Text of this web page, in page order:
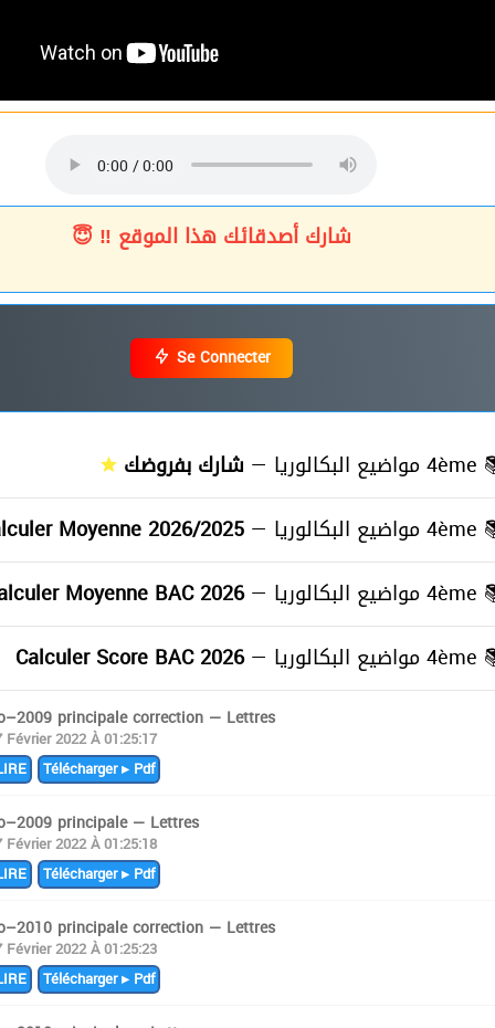
شارك أصدقائك هذا الموقع ‼ 😇
Se Connecter
4ème مواضيع البكالوريا —
شارك بفروضك
4ème مواضيع البكالوريا —
Moyenne 2026/2025
4ème مواضيع البكالوريا —
Moyenne BAC 2026
4ème مواضيع البكالوريا — Calculer Score BAC 2026
principale correction — Lettres
Février 2022 À 01:25:17
Télécharger ▸ Pdf
principale — Lettres
Février 2022 À 01:25:18
Télécharger ▸ Pdf
principale correction — Lettres
Février 2022 À 01:25:23
Télécharger ▸ Pdf